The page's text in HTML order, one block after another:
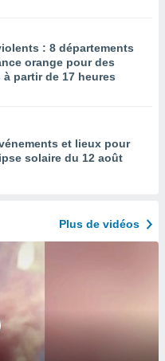
: 8 départements
orange pour des
partir de 17 heures
et lieux pour
solaire du 12 août
Plus de vidéos